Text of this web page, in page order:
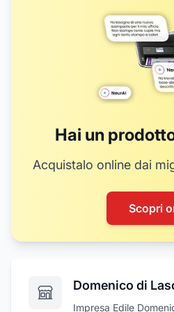
Hai un
Acquistalo online dai
Scopri
Impresa Edile